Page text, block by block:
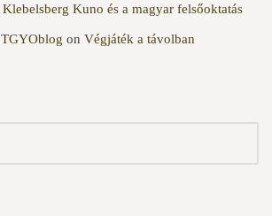
Kuno és a magyar felsőoktatás
on Végjáték a távolban